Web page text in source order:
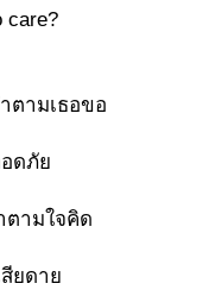
care?
ตามเธอขอ
ดภัย
ตามใจคิด
ยดาย